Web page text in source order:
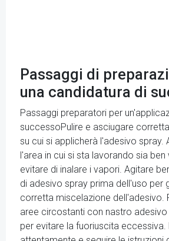
Passaggi di
una candidatura di
Passaggi preparatori per
successoPulire e asciugare
su cui si applicherà l'adesivo spray.
l'area in cui si sta lavorando sia ben
evitare di inalare i vapori. Agitare
di adesivo spray prima dell'uso per
corretta miscelazione dell'adesivo.
aree circostanti con nastro
per evitare la fuoriuscita eccessiva.